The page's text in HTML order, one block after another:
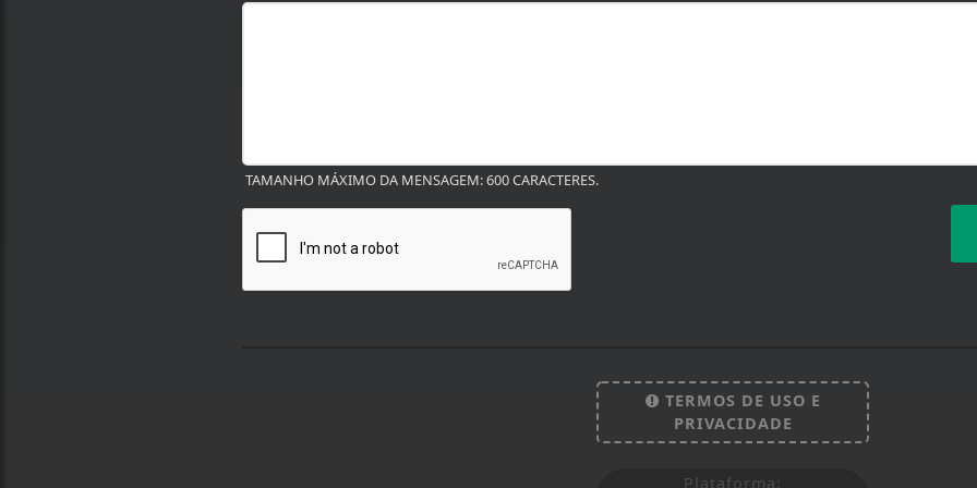
TAMANHO MÁXIMO DA MENSAGEM: 600 CARACTERES.
TERMOS DE USO E
PRIVACIDADE
Plataforma: